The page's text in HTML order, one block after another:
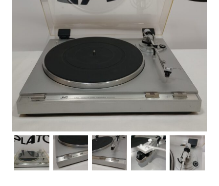
Afbeeldingen
Naar Webwinkel